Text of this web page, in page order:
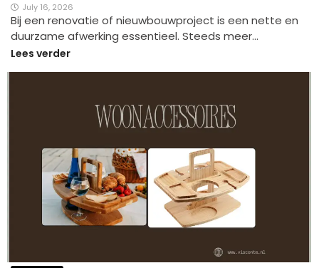
July 16, 2026
Bij een renovatie of nieuwbouwproject is een nette en
duurzame afwerking essentieel. Steeds meer…
Lees verder